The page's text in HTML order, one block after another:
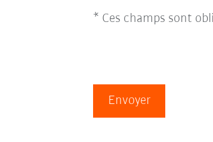
* Ces champs sont
Envoyer